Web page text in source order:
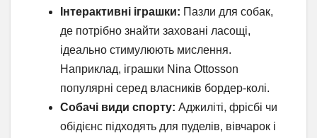
Інтерактивні іграшки: Пазли для собак,
де потрібно знайти заховані ласощі,
ідеально стимулюють мислення.
Наприклад, іграшки Nina Ottosson
популярні серед власників бордер-колі.
Собачі види спорту: Аджиліті, фрісбі чи
обідієнс підходять для пуделів, вівчарок і